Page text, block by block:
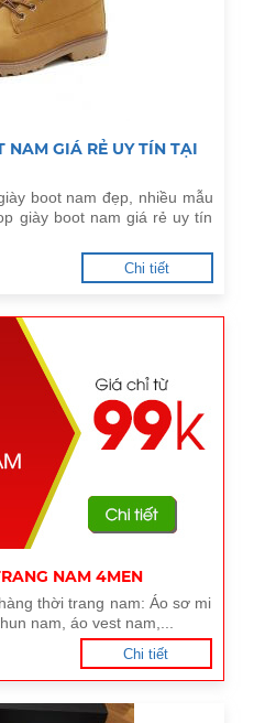
NAM GIÁ RẺ UY TÍN TẠI
boot nam đẹp, nhiều mẫu
giày boot nam giá rẻ uy tín
Chi tiết
NAM 4MEN
thời trang nam: Áo sơ mi
nam, áo vest nam,...
Chi tiết